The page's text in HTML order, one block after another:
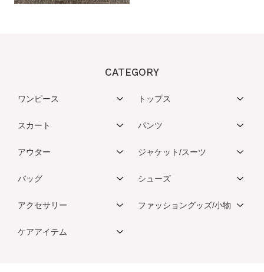
CATEGORY
ワンピース トップス
スカート パンツ
アウター ジャケット/スーツ
バッグ シューズ
アクセサリー ファッショングッズ/小物
ケアアイテム